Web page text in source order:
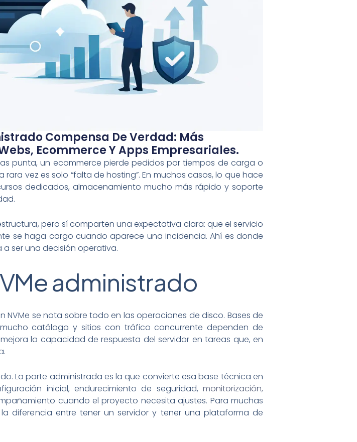
Compensa De Verdad: Más
Ecommerce Y Apps Empresariales.
punta, un ecommerce pierde pedidos por tiempos de carga o
vez es solo “falta de hosting”. En muchos casos, lo que hace
dedicados, almacenamiento mucho más rápido y soporte
pero sí comparten una expectativa clara: que el servicio
se haga cargo cuando aparece una incidencia. Ahí es donde
ser una decisión operativa.
administrado
se nota sobre todo en las operaciones de disco. Bases de
catálogo y sitios con tráfico concurrente dependen de
la capacidad de respuesta del servidor en tareas que, en
La parte administrada es la que convierte esa base técnica en
inicial, endurecimiento de seguridad, monitorización,
cuando el proyecto necesita ajustes. Para muchas
diferencia entre tener un servidor y tener una plataforma de